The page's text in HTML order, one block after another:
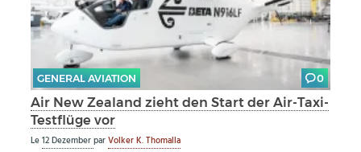
GENERAL AVIATION 0
Air New Zealand zieht den Start der Air-Taxi-
Testflüge vor
Le12 DezemberparVolker K. Thomalla